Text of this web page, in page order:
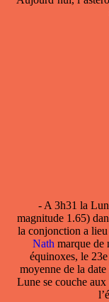
- A 3h31 la
magnitude 1.65)
la conjonction a
Nath marque de
équinoxes, le
moyenne de la
Lune se couche